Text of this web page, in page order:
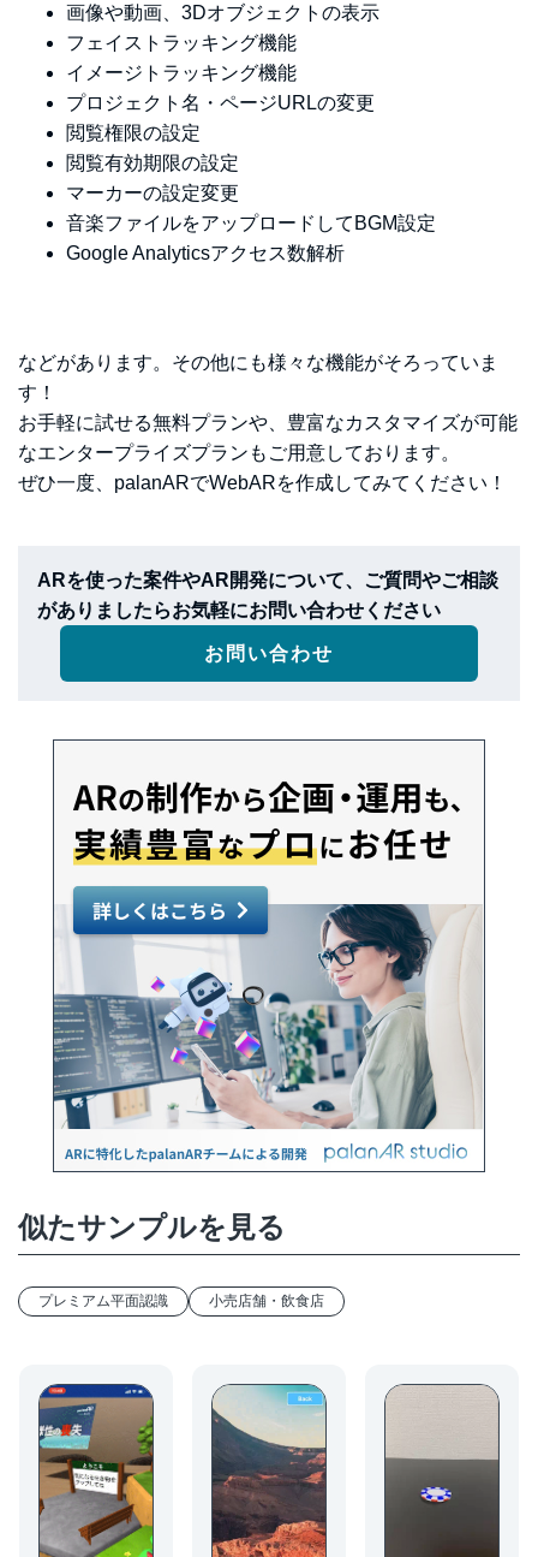
画像や動画、3Dオブジェクトの表示
フェイストラッキング機能
イメージトラッキング機能
プロジェクト名・ページURLの変更
閲覧権限の設定
閲覧有効期限の設定
マーカーの設定変更
音楽ファイルをアップロードしてBGM設定
Google Analyticsアクセス数解析
などがあります。その他にも様々な機能がそろっていま
す！
お手軽に試せる無料プランや、豊富なカスタマイズが可能
なエンタープライズプランもご用意しております。
ぜひ一度、palanARでWebARを作成してみてください！
ARを使った案件やAR開発について、ご質問やご相談
がありましたらお気軽にお問い合わせください
お問い合わせ
似たサンプルを見る
プレミアム平面認識 小売店舗・飲食店